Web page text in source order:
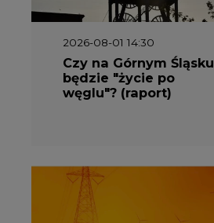
2026-08-01 14:30
Czy na Górnym Śląsku
będzie "życie po
węglu"? (raport)